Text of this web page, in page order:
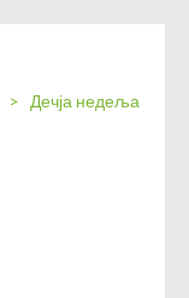
> Дечја недеља